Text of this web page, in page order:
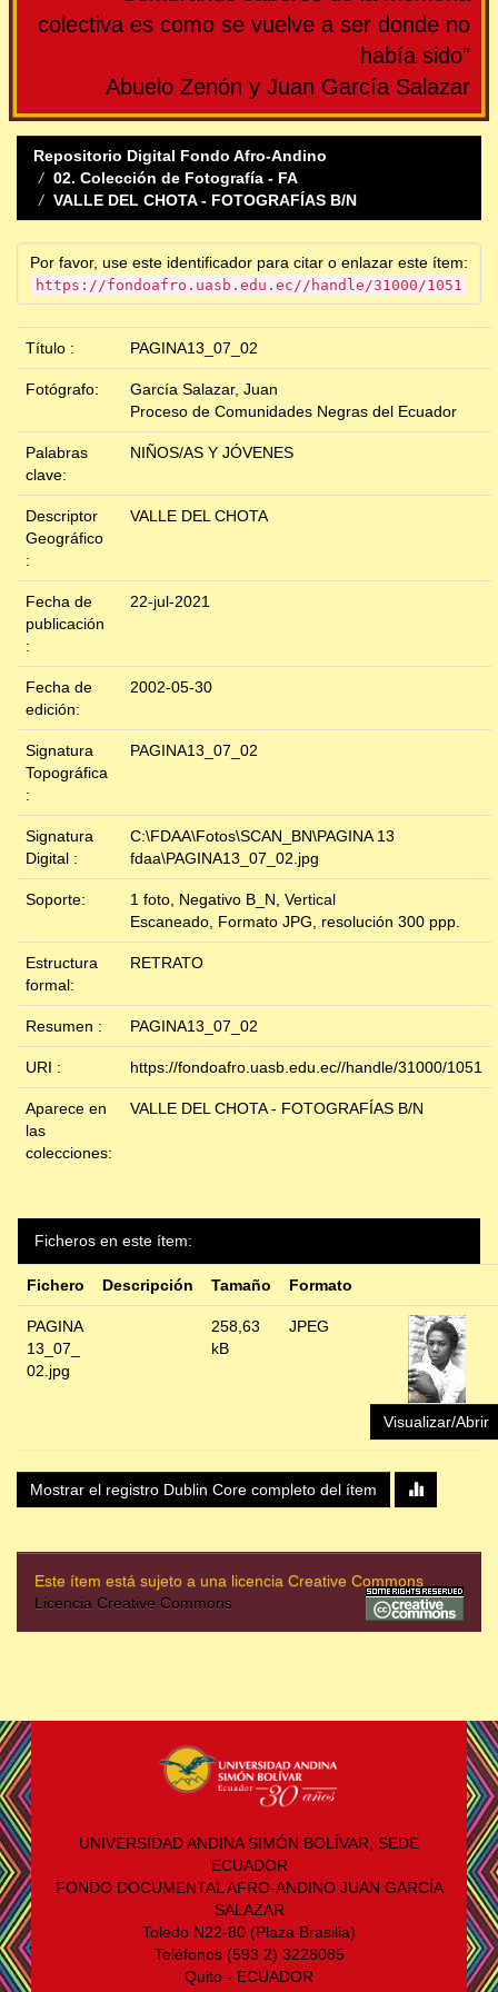
colectiva es como se vuelve a ser donde no
había sido"
Abuelo Zenón y Juan García Salazar
Repositorio Digital Fondo Afro-Andino
02. Colección de Fotografía - FA
VALLE DEL CHOTA - FOTOGRAFÍAS B/N
Por favor, use este identificador para citar o enlazar este ítem:
https://fondoafro.uasb.edu.ec//handle/31000/1051
Título : PAGINA13_07_02
Fotógrafo:
García Salazar, Juan
Proceso de Comunidades Negras del Ecuador
Palabras
clave:
NIÑOS/AS Y JÓVENES
Descriptor
Geográfico
:
VALLE DEL CHOTA
Fecha de
publicación
:
22-jul-2021
Fecha de
edición:
2002-05-30
Signatura
Topográfica
:
PAGINA13_07_02
Signatura
Digital :
C:\FDAA\Fotos\SCAN_BN\PAGINA 13
fdaa\PAGINA13_07_02.jpg
Soporte:
1 foto, Negativo B_N, Vertical
Escaneado, Formato JPG, resolución 300 ppp.
Estructura
formal:
RETRATO
Resumen : PAGINA13_07_02
URI : https://fondoafro.uasb.edu.ec//handle/31000/1051
Aparece en
las
colecciones:
VALLE DEL CHOTA - FOTOGRAFÍAS B/N
Ficheros en este ítem:
Fichero Descripción Tamaño Formato
PAGINA
13_07_
02.jpg
258,63
kB
JPEG
Visualizar/Abrir
Mostrar el registro Dublin Core completo del ítem
Este ítem está sujeto a una licencia Creative Commons
Licencia Creative Commons
UNIVERSIDAD ANDINA SIMÓN BOLÍVAR, SEDE
ECUADOR
FONDO DOCUMENTAL AFRO-ANDINO JUAN GARCÍA
SALAZAR
Toledo N22-80 (Plaza Brasilia)
Teléfonos (593 2) 3228085
Quito - ECUADOR